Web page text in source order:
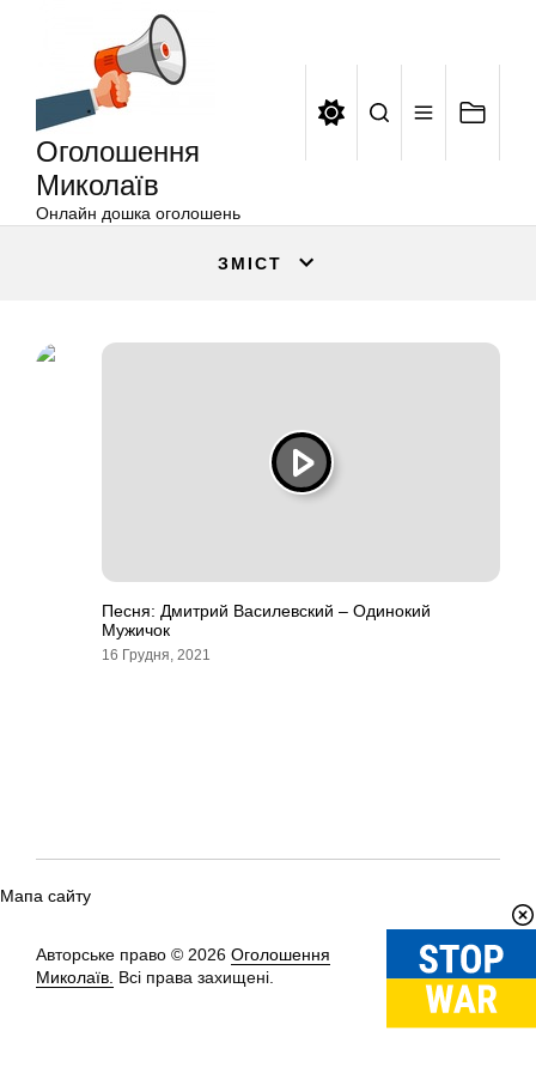
Оголошення
Миколаїв
Онлайн дошка оголошень
ЗМІСТ
Песня: Дмитрий Василевский – Одинокий
Мужичок
16 Грудня, 2021
Мапа сайту
Авторське право © 2026 Оголошення
Миколаїв. Всі права захищені.
Вгору↑